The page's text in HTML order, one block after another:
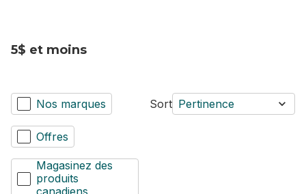
5$ et moins
Nos marques
Offres
Magasinez des
produits
canadiens
Sort Pertinence